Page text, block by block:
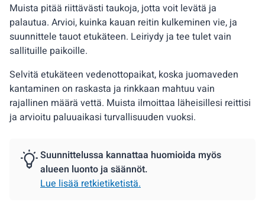
Muista pitää riittävästi taukoja, jotta voit levätä ja
palautua. Arvioi, kuinka kauan reitin kulkeminen vie, ja
suunnittele tauot etukäteen. Leiriydy ja tee tulet vain
sallituille paikoille.
Selvitä etukäteen vedenottopaikat, koska juomaveden
kantaminen on raskasta ja rinkkaan mahtuu vain
rajallinen määrä vettä. Muista ilmoittaa läheisillesi reittisi
ja arvioitu paluuaikasi turvallisuuden vuoksi.
Suunnittelussa kannattaa huomioida myös
alueen luonto ja säännöt.
Lue lisää retkietiketistä.